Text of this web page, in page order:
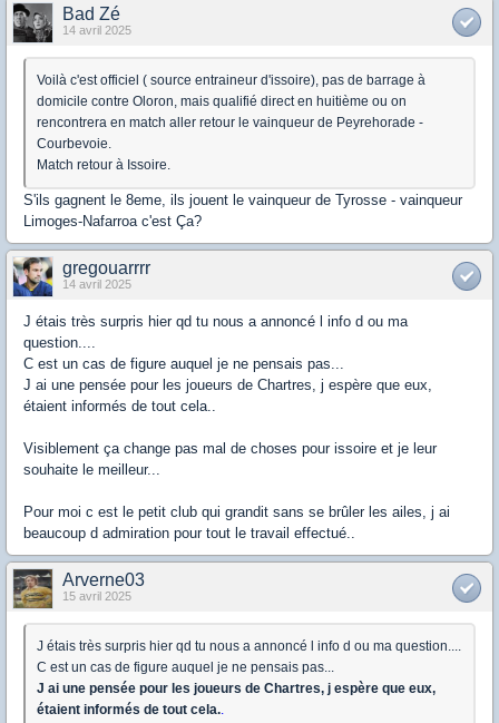
Bad Zé
14 avril 2025
Voilà c'est officiel ( source entraineur d'issoire), pas de barrage à
domicile contre Oloron, mais qualifié direct en huitième ou on
rencontrera en match aller retour le vainqueur de Peyrehorade -
Courbevoie.
Match retour à Issoire.
S'ils gagnent le 8eme, ils jouent le vainqueur de Tyrosse - vainqueur
Limoges-Nafarroa c'est Ça?
gregouarrrr
14 avril 2025
J étais très surpris hier qd tu nous a annoncé l info d ou ma
question....
C est un cas de figure auquel je ne pensais pas...
J ai une pensée pour les joueurs de Chartres, j espère que eux,
étaient informés de tout cela..
Visiblement ça change pas mal de choses pour issoire et je leur
souhaite le meilleur...
Pour moi c est le petit club qui grandit sans se brûler les ailes, j ai
beaucoup d admiration pour tout le travail effectué..
Arverne03
15 avril 2025
J étais très surpris hier qd tu nous a annoncé l info d ou ma question....
C est un cas de figure auquel je ne pensais pas...
J ai une pensée pour les joueurs de Chartres, j espère que eux,
étaient informés de tout cela..